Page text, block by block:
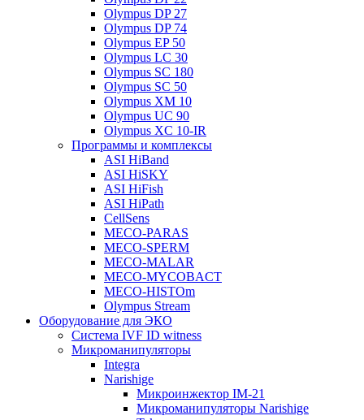
Olympus DP 27
Olympus DP 74
Olympus EP 50
Olympus LC 30
Olympus SC 180
Olympus SC 50
Olympus XM 10
Olympus UC 90
Olympus XC 10-IR
Программы и комплексы
ASI HiBand
ASI HiSKY
ASI HiFish
ASI HiPath
CellSens
MECO-PARAS
MECO-SPERM
MECO-MALAR
MECO-MYCOBACT
MECO-HISTOm
Olympus Stream
Оборудование для ЭКО
Система IVF ID witness
Микроманипуляторы
Integra
Narishige
Микроинжектор IM-21
Микроманипуляторы Narishige